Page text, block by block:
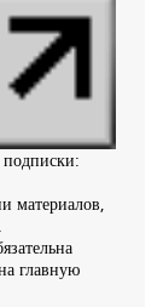
материалов,
главную